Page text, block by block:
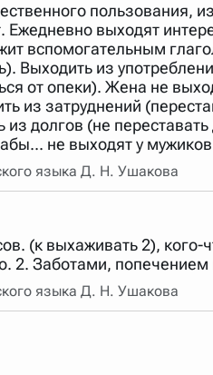
пользования,
Ежедневно выходят
вспомогательным
Выходить из
от опеки). Жена не
из затруднений
из долгов (не
не выходят у
языка Д. Н. Ушакова
(к выхаживать 2),
2. Заботами,
языка Д. Н. Ушакова